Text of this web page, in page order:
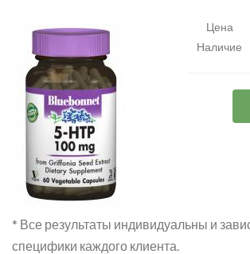
Цена
Наличие
* Все результаты индивидуальны и
специфики каждого клиента.